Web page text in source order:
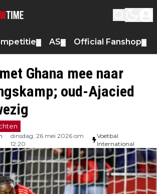
AS Official Fanshop
Ghana mee naar
oud-Ajacied
dinsdag, 26 mei 2026 om
12:20
Voetbal
International